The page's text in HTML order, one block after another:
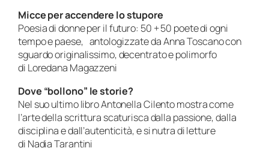
Micce per accendere lo stupore
Poesia di donne per il futuro: 50 + 50 poete di ogni
tempo e paese, antologizzate da Anna Toscano con
sguardo originalissimo, decentrato e polimorfo
di Loredana Magazzeni
Dove “bollono” le storie?
Nel suo ultimo libro Antonella Cilento mostra come
l’arte della scrittura scaturisca dalla passione, dalla
disciplina e dall’autenticità, e si nutra di letture
di Nadia Tarantini